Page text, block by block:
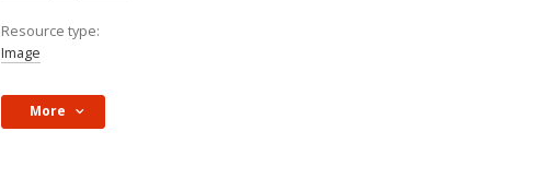
Resource type:
Image
More